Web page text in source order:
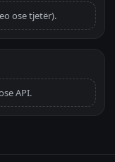
ose tjetër).
API.